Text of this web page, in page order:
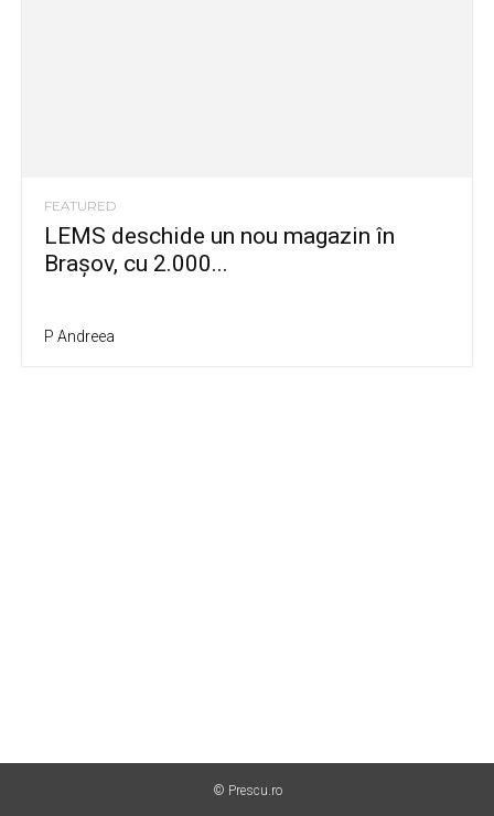
FEATURED
LEMS deschide un nou magazin în
Brașov, cu 2.000...
P Andreea
© Prescu.ro